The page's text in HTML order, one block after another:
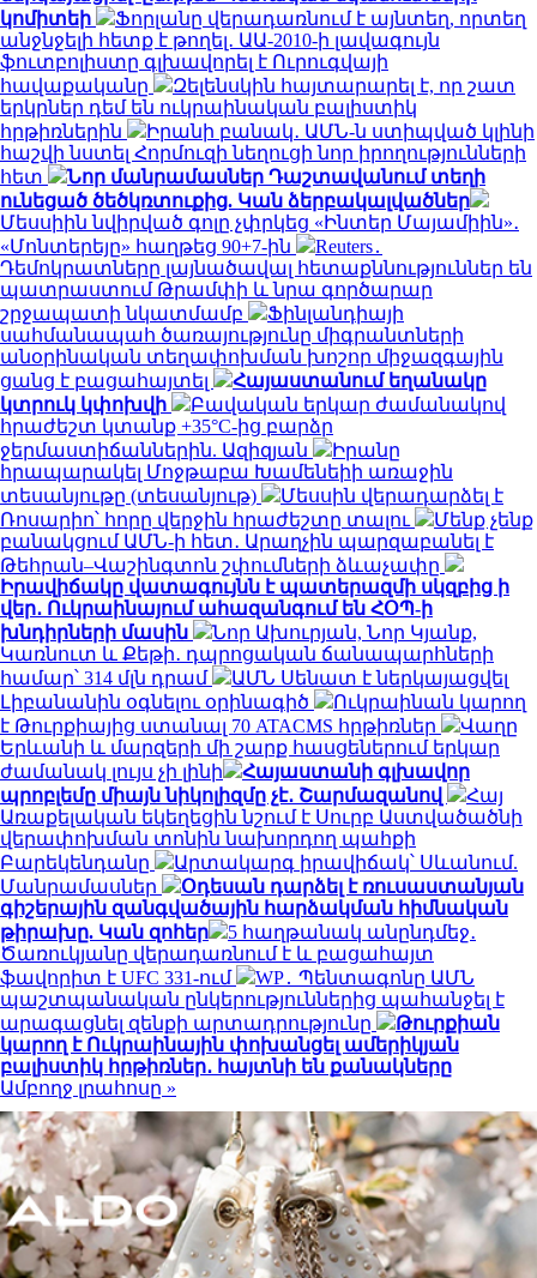
կոմիտեի
Ֆորլանը վերադառնում է այնտեղ, որտեղ
անջնջելի հետք է թողել․ ԱԱ-2010-ի լավագույն
ֆուտբոլիստը գլխավորել է Ուրուգվայի
հավաքականը
Զելենսկին հայտարարել է, որ շատ
երկրներ դեմ են ուկրաինական բալիստիկ
հրթիռներին
Իրանի բանակ․ ԱՄՆ-ն ստիպված կլինի
հաշվի նստել Հորմուզի նեղուցի նոր իրողությունների
հետ
Նոր մանրամասներ Դաշտավանում տեղի
ունեցած ծեծկռտուքից. Կան ձերբակալվածներ
Մեսսիին նվիրված գոլը չփրկեց «Ինտեր Մայամիին»․
«Մոնտերեյը» հաղթեց 90+7-ին
Reuters․
Դեմոկրատները լայնածավալ հետաքննություններ են
պատրաստում Թրամփի և նրա գործարար
շրջապատի նկատմամբ
Ֆինլանդիայի
սահմանապահ ծառայությունը միգրանտների
անօրինական տեղափոխման խոշոր միջազգային
ցանց է բացահայտել
Հայաստանում եղանակը
կտրուկ կփոխվի
Բավական երկար ժամանակով
հրաժեշտ կտանք +35°C-ից բարձր
ջերմաստիճաններին. Ազիզյան
Իրանը
հրապարակել Մոջթաբա Խամենեիի առաջին
տեսանյութը (տեսանյութ)
Մեսսին վերադարձել է
Ռոսարիո՝ հորը վերջին հրաժեշտը տալու
Մենք չենք
բանակցում ԱՄՆ-ի հետ․ Արաղչին պարզաբանել է
Թեհրան–Վաշինգտոն շփումների ձևաչափը
Իրավիճակը վատագույնն է պատերազմի սկզբից ի
վեր․ Ուկրաինայում ահազանգում են ՀՕՊ-ի
խնդիրների մասին
Նոր Ախուրյան, Նոր Կյանք,
Կառնուտ և Քեթի․ դպրոցական ճանապարհների
համար՝ 314 մլն դրամ
ԱՄՆ Սենատ է ներկայացվել
Լիբանանին օգնելու օրինագիծ
Ուկրաինան կարող
է Թուրքիայից ստանալ 70 ATACMS հրթիռներ
Վաղը
Երևանի և մարզերի մի շարք հասցեներում երկար
ժամանակ լույս չի լինի
Հայաստանի գլխավոր
պրոբլեմը միայն նիկոլիզմը չէ․ Շարմազանով
Հայ
Առաքելական եկեղեցին նշում է Սուրբ Աստվածածնի
վերափոխման տոնին նախորդող պահքի
Բարեկենդանը
Արտակարգ իրավիճակ՝ Սևանում.
Մանրամասներ
Օդեսան դարձել է ռուսաստանյան
գիշերային զանգվածային հարձակման հիմնական
թիրախը. Կան զոհեր
5 հաղթանակ անընդմեջ․
Ծառուկյանը վերադառնում է և բացահայտ
ֆավորիտ է UFC 331-ում
WP․ Պենտագոնը ԱՄՆ
պաշտպանական ընկերություններից պահանջել է
արագացնել զենքի արտադրությունը
Թուրքիան
կարող է Ուկրաինային փոխանցել ամերիկյան
բալիստիկ հրթիռներ․ հայտնի են քանակները
Ամբողջ լրահոսը »